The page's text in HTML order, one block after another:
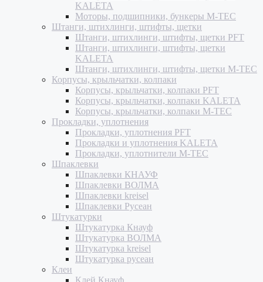
KALETA
Моторы, подшипники, бункеры M-TEC
Штанги, штихлинги, штифты, щетки
Штанги, штихлинги, штифты, щетки PFT
Штанги, штихлинги, штифты, щетки
KALETA
Штанги, штихлинги, штифты, щетки M-TEC
Корпусы, крыльчатки, колпаки
Корпусы, крыльчатки, колпаки PFT
Корпусы, крыльчатки, колпаки KALETA
Корпусы, крыльчатки, колпаки M-TEC
Прокладки, уплотнения
Прокладки, уплотнения PFT
Прокладки и уплотнения KALETA
Прокладки, уплотнители M-TEC
Шпаклевки
Шпаклевки КНАУФ
Шпаклевки ВОЛМА
Шпаклевки kreisel
Шпаклевки Русеан
Штукатурки
Штукатурка Кнауф
Штукатурка ВОЛМА
Штукатурка kreisel
Штукатурка русеан
Клеи
Клей Кнауф